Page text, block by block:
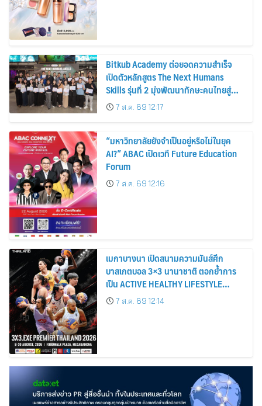
Bitkub Academy ต่อยอดความสำเร็จ
เปิดตัวหลักสูตร The Next Humans
Skills รุ่นที่ 2 มุ่งพัฒนาทักษะคนไทยสู่
การเป็นคนของอนาคต
7 ส.ค. 69 12:17
“มหาวิทยาลัยยังจำเป็นอยู่หรือไม่ในยุค
AI?” ABAC เปิดเวที Future Education
Forum
7 ส.ค. 69 12:16
เมกาบางนา เปิดสนามความมันส์ศึก
บาสเกตบอล 3×3 นานาชาติ ตอกย้ำการ
เป็น ACTIVE HEALTHY LIFESTYLE
DESTINATION วันที่ 8 – 30 ส.ค. 69 ณ
ฟู้ดวอล์ค พลาซ่า ศูนย์การค้าเมกาบางนา
7 ส.ค. 69 12:14